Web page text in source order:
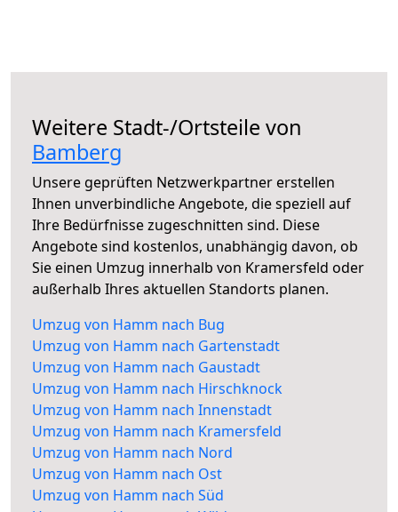
Weitere Stadt-/Ortsteile von
Bamberg
Unsere geprüften Netzwerkpartner erstellen
Ihnen unverbindliche Angebote, die speziell auf
Ihre Bedürfnisse zugeschnitten sind. Diese
Angebote sind kostenlos, unabhängig davon, ob
Sie einen Umzug innerhalb von Kramersfeld oder
außerhalb Ihres aktuellen Standorts planen.
Umzug von Hamm nach Bug
Umzug von Hamm nach Gartenstadt
Umzug von Hamm nach Gaustadt
Umzug von Hamm nach Hirschknock
Umzug von Hamm nach Innenstadt
Umzug von Hamm nach Kramersfeld
Umzug von Hamm nach Nord
Umzug von Hamm nach Ost
Umzug von Hamm nach Süd